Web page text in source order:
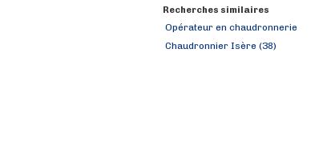
Recherches similaires
Opérateur en chaudronnerie
Chaudronnier Isère (38)